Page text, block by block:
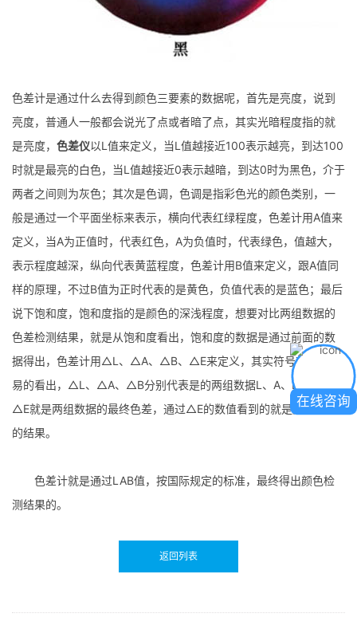
色差计是通过什么去得到颜色三要素的数据呢，首先是亮度，说到
亮度，普通人一般都会说光了点或者暗了点，其实光暗程度指的就
是亮度， 色差仪以L值来定义，当L值越接近100表示越亮，到达100
时就是最亮的白色，当L值越接近0表示越暗，到达0时为黑色，介于
两者之间则为灰色；其次是色调，色调是指彩色光的颜色类别，一
般是通过一个平面坐标来表示，横向代表红绿程度，色差计用A值来
定义，当A为正值时，代表红色，A为负值时，代表绿色，值越大，
表示程度越深，纵向代表黄蓝程度，色差计用B值来定义，跟A值同
样的原理，不过B值为正时代表的是黄色，负值代表的是蓝色；最后
说下饱和度，饱和度指的是颜色的深浅程度，想要对比两组数据的
色差检测结果，就是从饱和度看出，饱和度的数据是通过前面的数
据得出，色差计用△L、△A、△B、△E来定义，其实符号就可以轻
易的看出，△L、△A、△B分别代表是的两组数据L、A、B的差值，
△E就是两组数据的最终色差，通过△E的数值看到的就是颜色检测
的结果。
色差计就是通过LAB值，按国际规定的标准，最终得出颜色检
测结果的。
返回列表
在线咨询